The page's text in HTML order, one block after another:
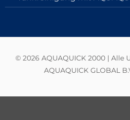
© 2026 AQUAQUICK 2000 | Alle
AQUAQUICK GLOBAL